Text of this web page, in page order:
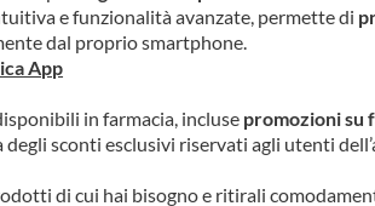
e funzionalità avanzate, permette di
dal proprio smartphone.
App
in farmacia, incluse promozioni su
sconti esclusivi riservati agli utenti
di cui hai bisogno e ritirali